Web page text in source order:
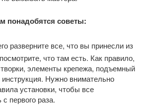
понадобятся советы:
разверните все, что вы принесли из
что там есть. Как правило,
элементы крепежа, подъемный
Нужно внимательно
установки, чтобы все
первого раза.